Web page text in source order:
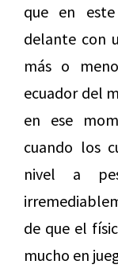
que en
delante con
más o
ecuador del
en ese
cuando los
nivel a
de que el
mucho en